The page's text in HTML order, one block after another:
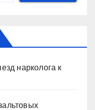
нарколога к